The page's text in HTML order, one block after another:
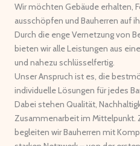
Wir möchten Gebäude erhalten,
ausschöpfen und Bauherren auf
Durch die enge Vernetzung von
bieten wir alle Leistungen aus
und nahezu schlüsselfertig.
Unser Anspruch ist es, die
individuelle Lösungen für jedes
Dabei stehen Qualität,
Zusammenarbeit im Mittelpunkt.
begleiten wir Bauherren mit